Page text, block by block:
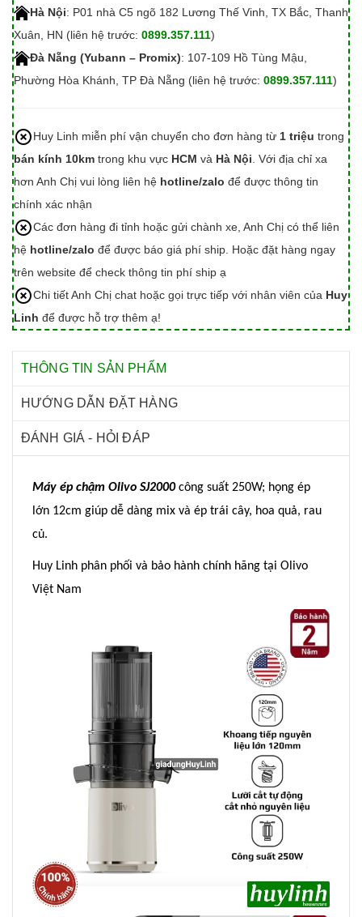
Hà Nội: P01 nhà C5 ngõ 182 Lương Thế Vinh, TX Bắc, Thanh
Xuân, HN (liên hệ trước: 0899.357.111)
Đà Nẵng (Yubann – Promix): 107-109 Hồ Tùng Mậu,
Phường Hòa Khánh, TP Đà Nẵng (liên hệ trước: 0899.357.111)
Huy Linh miễn phí vận chuyển cho đơn hàng từ 1 triệu trong
bán kính 10km trong khu vực HCM và Hà Nội . Với địa chỉ xa
hơn Anh Chị vui lòng liên hệ hotline/zalo để được thông tin
chính xác nhận
Các đơn hàng đi tỉnh hoặc gửi chành xe, Anh Chị có thể liên
hệ hotline/zalo để được báo giá phí ship. Hoặc đặt hàng ngay
trên website để check thông tin phí ship ạ
Chi tiết Anh Chị chat hoặc gọi trực tiếp với nhân viên của Huy
Linh để được hỗ trợ thêm ạ!
THÔNG TIN SẢN PHẨM
HƯỚNG DẪN ĐẶT HÀNG
ĐÁNH GIÁ - HỎI ĐÁP
Máy ép chậm Olivo SJ2000công suất 250W; họng ép
lớn 12cm giúp dễ dàng mix và ép trái cây, hoa quả, rau
củ.
Huy Linh phân phối và bảo hành chính hãng tại Olivo
Việt Nam